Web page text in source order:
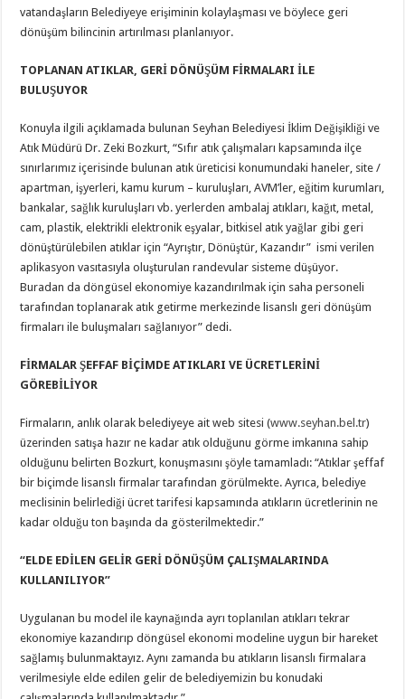
vatandaşların Belediyeye erişiminin kolaylaşması ve böylece geri
dönüşüm bilincinin artırılması planlanıyor.
TOPLANAN ATIKLAR, GERİ DÖNÜŞÜM FİRMALARI İLE
BULUŞUYOR
Konuyla ilgili açıklamada bulunan Seyhan Belediyesi İklim Değişikliği ve
Atık Müdürü Dr. Zeki Bozkurt, “Sıfır atık çalışmaları kapsamında ilçe
sınırlarımız içerisinde bulunan atık üreticisi konumundaki haneler, site /
apartman, işyerleri, kamu kurum – kuruluşları, AVM’ler, eğitim kurumları,
bankalar, sağlık kuruluşları vb. yerlerden ambalaj atıkları, kağıt, metal,
cam, plastik, elektrikli elektronik eşyalar, bitkisel atık yağlar gibi geri
dönüştürülebilen atıklar için “Ayrıştır, Dönüştür, Kazandır” ismi verilen
aplikasyon vasıtasıyla oluşturulan randevular sisteme düşüyor.
Buradan da döngüsel ekonomiye kazandırılmak için saha personeli
tarafından toplanarak atık getirme merkezinde lisanslı geri dönüşüm
firmaları ile buluşmaları sağlanıyor” dedi.
FİRMALAR ŞEFFAF BİÇİMDE ATIKLARI VE ÜCRETLERİNİ
GÖREBİLİYOR
Firmaların, anlık olarak belediyeye ait web sitesi (www.seyhan.bel.tr)
üzerinden satışa hazır ne kadar atık olduğunu görme imkanına sahip
olduğunu belirten Bozkurt, konuşmasını şöyle tamamladı: “Atıklar şeffaf
bir biçimde lisanslı firmalar tarafından görülmekte. Ayrıca, belediye
meclisinin belirlediği ücret tarifesi kapsamında atıkların ücretlerinin ne
kadar olduğu ton başında da gösterilmektedir.”
“ELDE EDİLEN GELİR GERİ DÖNÜŞÜM ÇALIŞMALARINDA
KULLANILIYOR”
Uygulanan bu model ile kaynağında ayrı toplanılan atıkları tekrar
ekonomiye kazandırıp döngüsel ekonomi modeline uygun bir hareket
sağlamış bulunmaktayız. Aynı zamanda bu atıkların lisanslı firmalara
verilmesiyle elde edilen gelir de belediyemizin bu konudaki